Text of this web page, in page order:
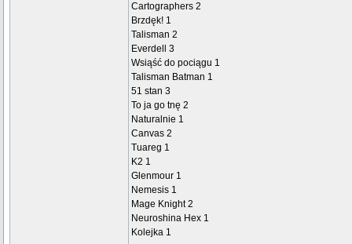
Cartographers 2
Brzdęk! 1
Talisman 2
Everdell 3
Wsiąść do pociągu 1
Talisman Batman 1
51 stan 3
To ja go tnę 2
Naturalnie 1
Canvas 2
Tuareg 1
K2 1
Glenmour 1
Nemesis 1
Mage Knight 2
Neuroshina Hex 1
Kolejka 1